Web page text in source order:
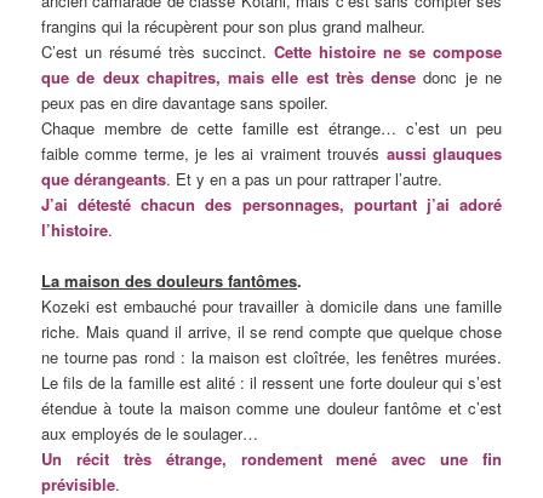
frangins qui la récupèrent pour son plus grand malheur.
C’est un résumé très succinct. Cette histoire ne se compose
que de deux chapitres, mais elle est très dense donc je ne
peux pas en dire davantage sans spoiler.
Chaque membre de cette famille est étrange… c’est un peu
faible comme terme, je les ai vraiment trouvés aussi glauques
que dérangeants. Et y en a pas un pour rattraper l’autre.
J’ai détesté chacun des personnages, pourtant j’ai adoré
l’histoire.
La maison des douleurs fantômes.
Kozeki est embauché pour travailler à domicile dans une famille
riche. Mais quand il arrive, il se rend compte que quelque chose
ne tourne pas rond : la maison est cloîtrée, les fenêtres murées.
Le fils de la famille est alité : il ressent une forte douleur qui s’est
étendue à toute la maison comme une douleur fantôme et c’est
aux employés de le soulager…
Un récit très étrange, rondement mené avec une fin
prévisible.